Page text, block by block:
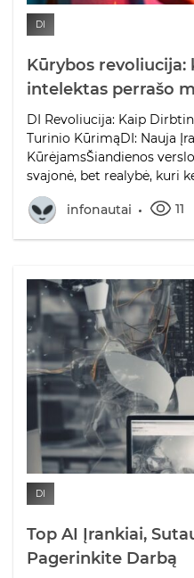
DI
Kūrybos
intelektas perrašo
DI Revoliucija: Kaip
Turinio KūrimąDI: Nauja
KūrėjamsŠiandienos
svajonė, bet realybė, kuri
infonautai 11
DI
Top AI Įrankiai,
Pagerinkite Darbą